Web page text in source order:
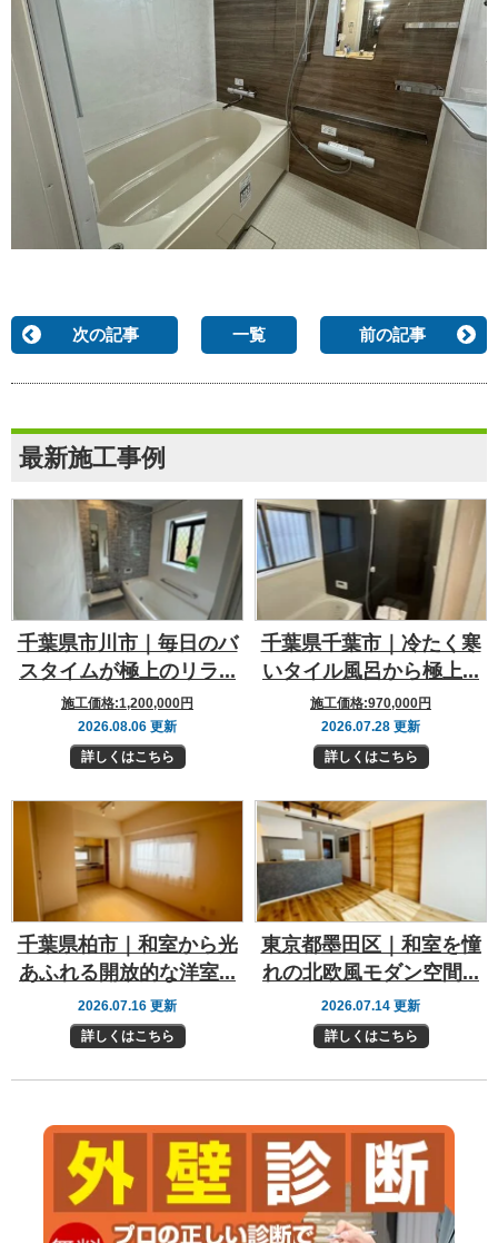
次の記事 一覧 前の記事
最新施工事例
千葉県市川市｜毎日のバ
スタイムが極上のリラ...
施工価格:1,200,000円
2026.08.06 更新
詳しくはこちら
千葉県千葉市｜冷たく寒
いタイル風呂から極上...
施工価格:970,000円
2026.07.28 更新
詳しくはこちら
千葉県柏市｜和室から光
あふれる開放的な洋室...
2026.07.16 更新
詳しくはこちら
東京都墨田区｜和室を憧
れの北欧風モダン空間...
2026.07.14 更新
詳しくはこちら